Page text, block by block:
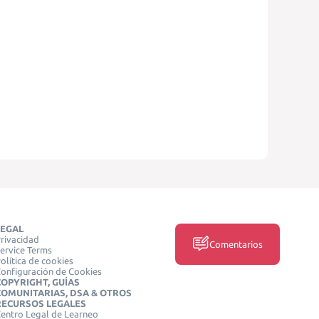
Terms
de cookies
de Cookies
GUÍAS
DSA & OTROS
LEGALES
Legal de Learneo
Comentarios